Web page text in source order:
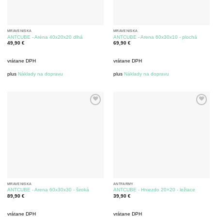
MRAVENISKÁ
ANTCUBE - Aréna 40x20x20 dlhá
49,90 €
vrátane DPH
plus Náklady na dopravu
MRAVENISKÁ
ANTCUBE - Arena 60x30x10 - plochá
69,90 €
vrátane DPH
plus Náklady na dopravu
MRAVENISKÁ
ANTCUBE - Arena 60x30x30 - široká
89,90 €
vrátane DPH
ANTFARMY
ANTCUBE - Hniezdo 20×20 - ležiace
39,90 €
vrátane DPH